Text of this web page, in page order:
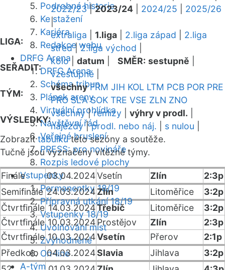
Podrobná historie
Ke stažení
Kariéra
Redakce webu
DRFG Arena
DRFG Arena
Schéma tribun
Plánek areny
Virtuální prohlídka
Návštěvní řád
Veřejné bruslení
PRESS: pro novináře
Rozpis ledové plochy
Vstupenky
Permanentky 18/19
Přípravná utkání 18/19
Vstupenky 18/19
Uvolňování míst
Zvýhodněné
On-line
A-tým
2022/23|2023/24 2024/25
2025/26
|
LIGA:
extraliga 1.liga 2.liga západ
2.liga
střed|2.liga východ
SEŘADIT:
kolo| datum SMĚR: sestupně
vzestupně
TÝM:
všechny FRM JIH KOL LTM PCB POR PRE
PRO SLA SOK TRE VSE ZLN ZNO
VÝSLEDKY:
všechny|remízy výhry v prodl.
nájezdy|prodl. nebo náj. s nulou
Zobrazittabulkutéto sezóny a soutěže.
Tučně jsou vyznačeny vítězné týmy.
Finále 03.04.2024Vsetín Zlín
2:3p
Semifinále 24.03.2024Zlín Litoměřice
3:2p
Čtvrtfinále 14.03.2024Třebíč Litoměřice
3:2p
Čtvrtfinále 10.03.2024Prostějov Zlín
2:3p
Čtvrtfinále 10.03.2024Vsetín Přerov
2:1p
Předkolo
04.03.2024Slavia Jihlava
3:2p